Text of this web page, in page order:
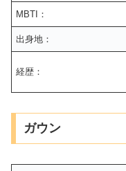
MBTI：
出身地：
経歴：
ガウン